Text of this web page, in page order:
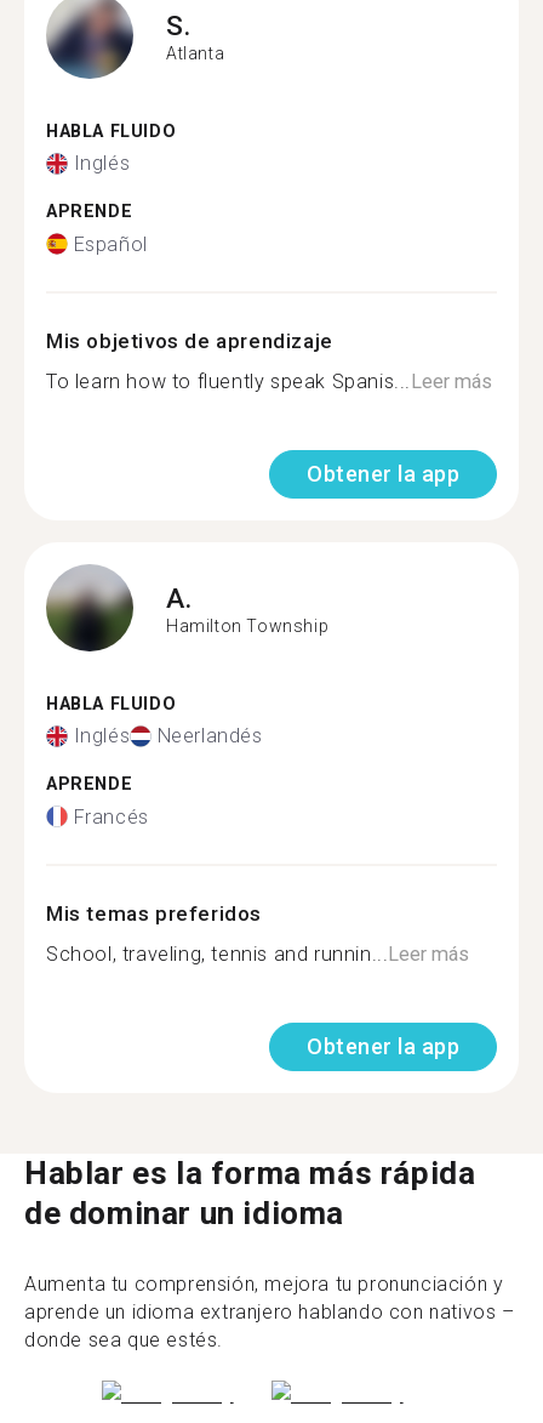
S.
Atlanta
HABLA FLUIDO
Inglés
APRENDE
Español
Mis objetivos de aprendizaje
To learn how to fluently speak Spanis... Leer más
Obtener la app
A.
Hamilton Township
HABLA FLUIDO
Inglés Neerlandés
APRENDE
Francés
Mis temas preferidos
School, traveling, tennis and runnin... Leer más
Obtener la app
Hablar es la forma más rápida
de dominar un idioma
Aumenta tu comprensión, mejora tu pronunciación y
aprende un idioma extranjero hablando con nativos –
donde sea que estés.